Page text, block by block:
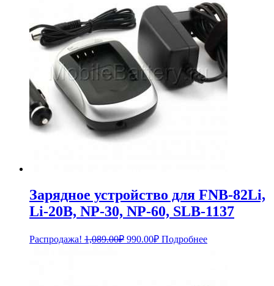
Зарядное устройство для FNB-82Li,
Li-20B, NP-30, NP-60, SLB-1137
Распродажа! 1,089.00₽ Первоначальная
990.00₽Текущая
цена:
Подробнее